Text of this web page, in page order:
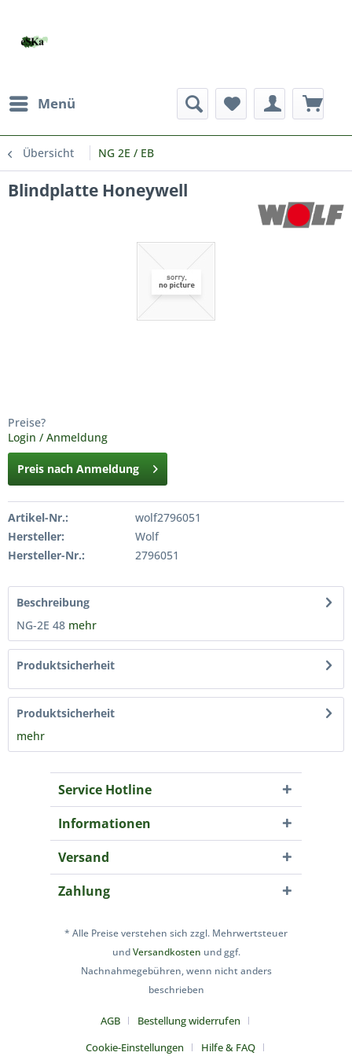
Menü
Übersicht NG 2E / EB
Blindplatte Honeywell
Preise?
Login / Anmeldung
Preis nach Anmeldung
Artikel-Nr.:
wolf2796051
Hersteller:
Wolf
Hersteller-Nr.:
2796051
Beschreibung
NG-2E 48 mehr
Produktsicherheit
Produktsicherheit
mehr
Service Hotline
Informationen
Versand
Zahlung
* Alle Preise verstehen sich zzgl. Mehrwertsteuer
undVersandkosten und ggf.
Nachnahmegebühren, wenn nicht anders
beschrieben
AGB
Bestellung widerrufen
Cookie-Einstellungen
Hilfe & FAQ